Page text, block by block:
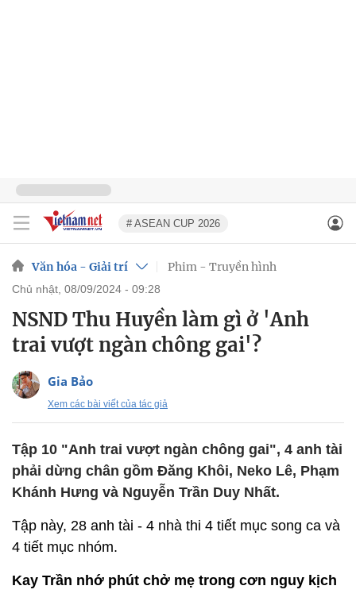
# ASEAN CUP 2026
Văn hóa - Giải trí Phim - Truyền hình
chủ nhật, 08/09/2024 - 09:28
NSND Thu Huyền làm gì ở 'Anh
trai vượt ngàn chông gai'?
Gia Bảo
Xem các bài viết của tác giả
Tập 10 "Anh trai vượt ngàn chông gai", 4 anh tài
phải dừng chân gồm Đăng Khôi, Neko Lê, Phạm
Khánh Hưng và Nguyễn Trần Duy Nhất.
Tập này, 28 anh tài - 4 nhà thi 4 tiết mục song ca và
4 tiết mục nhóm.
Kay Trần nhớ phút chở mẹ trong cơn nguy kịch